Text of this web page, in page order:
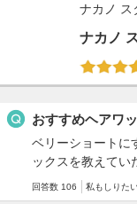
ナカノ ス
ナカノ
おすすめヘアワ
ベリーショートに
ックスを教えてい
回答数 106 私もしりた